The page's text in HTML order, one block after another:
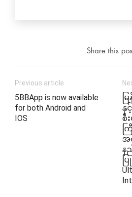
Share this
Previous article
5BBApp is now available
for both Android and
IOS
မ
နှ
စီ
က
အ
န
ပ